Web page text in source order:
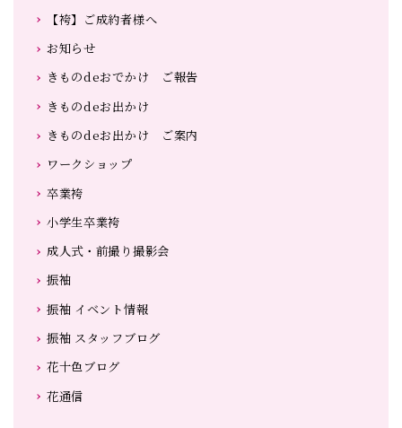
【袴】ご成約者様へ
お知らせ
きものdeおでかけ ご報告
きものdeお出かけ
きものdeお出かけ ご案内
ワークショップ
卒業袴
小学生卒業袴
成人式・前撮り撮影会
振袖
振袖 イベント情報
振袖 スタッフブログ
花十色ブログ
花通信